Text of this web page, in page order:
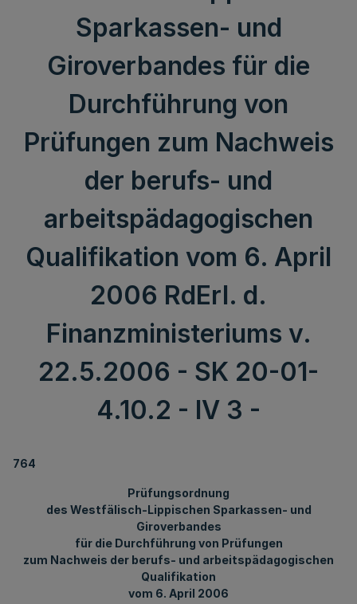
Sparkassen- und
Giroverbandes für die
Durchführung von
Prüfungen zum Nachweis
der berufs- und
arbeitspädagogischen
Qualifikation vom 6. April
2006 RdErl. d.
Finanzministeriums v.
22.5.2006 - SK 20-01-
4.10.2 - IV 3 -
764
Prüfungsordnung
des Westfälisch-Lippischen Sparkassen- und
Giroverbandes
für die Durchführung von Prüfungen
zum Nachweis der berufs- und arbeitspädagogischen
Qualifikation
vom 6. April 2006